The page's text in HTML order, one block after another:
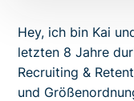
Hey, ich bin Kai
letzten 8 Jahre
Recruiting &
und